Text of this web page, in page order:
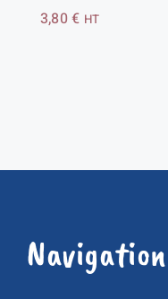
3,80€ HT
Navigation